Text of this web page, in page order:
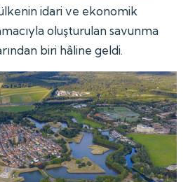
idari ve ekonomik
oluşturulan savunma
biri hâline geldi.